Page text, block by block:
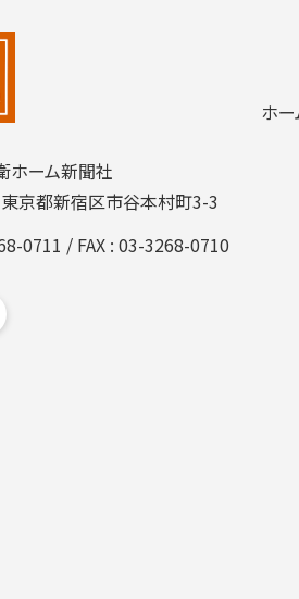
ホーム新聞社
京都新宿区市谷本村町3-3
0711 / FAX : 03-3268-0710
ホー